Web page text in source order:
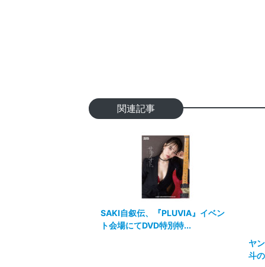
関連記事
SAKI自叙伝、『PLUVIA』イベン
ト会場にてDVD特別特...
ヤ
斗